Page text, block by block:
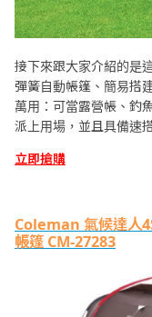
接下來跟大家介紹的是
彈簧自動帳篷、簡易搭
萬用：可當露營帳、釣
派上用場，並且具備速
立即搶購
Coleman 氣候達人
帳篷 CM-27283